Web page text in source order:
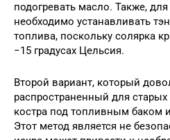
подогревать масло. Также,
необходимо устанавливать
топлива, поскольку солярка
−15 градусах Цельсия.
Второй вариант, который
распространенный для
костра под топливным баком
Этот метод является не